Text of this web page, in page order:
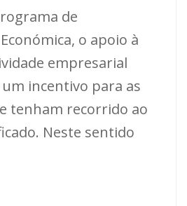
de
o apoio à
empresarial
incentivo para as
tenham recorrido ao
Neste sentido